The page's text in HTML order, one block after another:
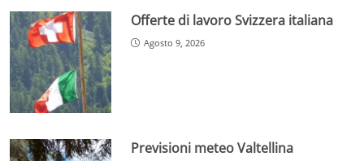
Offerte di lavoro Svizzera italiana
Agosto 9, 2026
Previsioni meteo Valtellina